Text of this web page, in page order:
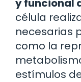
célula
necesarias
como la
estímulos